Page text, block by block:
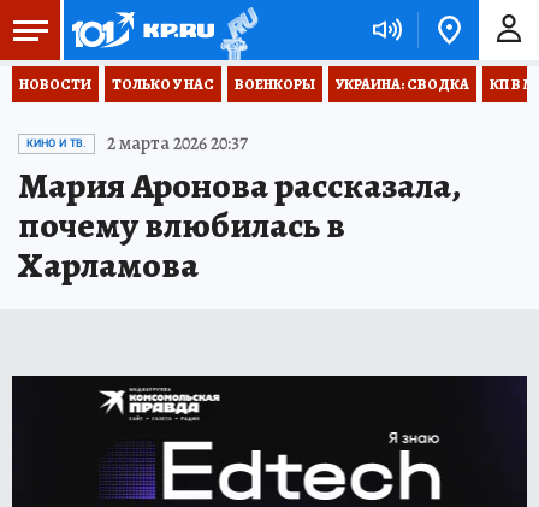
НОВОСТИ ТОЛЬКО У НАС ВОЕНКОРЫ УКРАИНА: СВОДКА КП В
КИНО И ТВ. 2 марта 2026 20:37
Мария Аронова рассказала,
почему влюбилась в
Харламова